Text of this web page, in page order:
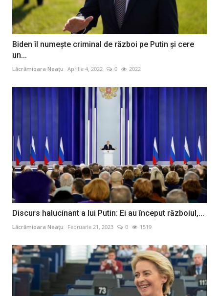
Biden îl numeşte criminal de război pe Putin şi cere
un...
Lăcrămioara Neațu Aprilie 4, 2022 0 2022
Discurs halucinant a lui Putin: Ei au început războiul,...
Lăcrămioara Neațu Februarie 21, 2023 0 1519